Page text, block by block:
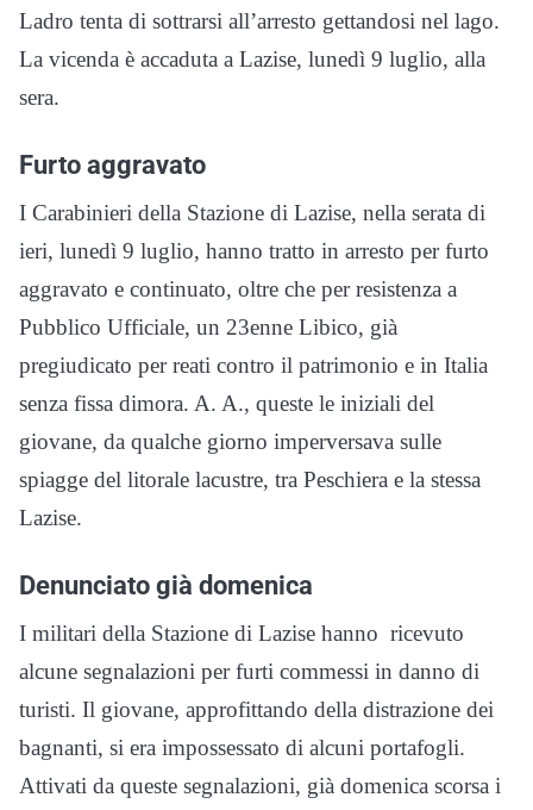
Ladro tenta di sottrarsi all’arresto gettandosi nel lago.
La vicenda è accaduta a Lazise, lunedì 9 luglio, alla
sera.
Furto aggravato
I Carabinieri della Stazione di Lazise, nella serata di
ieri, lunedì 9 luglio, hanno tratto in arresto per furto
aggravato e continuato, oltre che per resistenza a
Pubblico Ufficiale, un 23enne Libico, già
pregiudicato per reati contro il patrimonio e in Italia
senza fissa dimora. A. A., queste le iniziali del
giovane, da qualche giorno imperversava sulle
spiagge del litorale lacustre, tra Peschiera e la stessa
Lazise.
Denunciato già domenica
I militari della Stazione di Lazise hanno ricevuto
alcune segnalazioni per furti commessi in danno di
turisti. Il giovane, approfittando della distrazione dei
bagnanti, si era impossessato di alcuni portafogli.
Attivati da queste segnalazioni, già domenica scorsa i